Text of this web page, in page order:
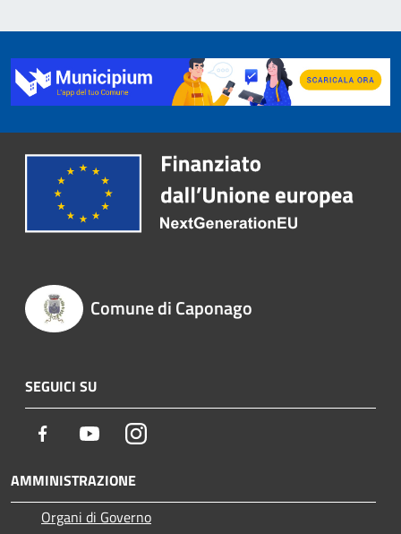
Comune di Caponago
SEGUICI SU
Facebook YoutubeInstagram
AMMINISTRAZIONE
Organi di Governo